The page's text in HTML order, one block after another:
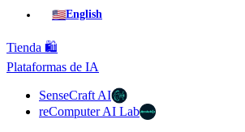
🇺🇸English
Tienda 🛍️
Plataformas de IA
SenseCraft AI
reComputer AI Lab